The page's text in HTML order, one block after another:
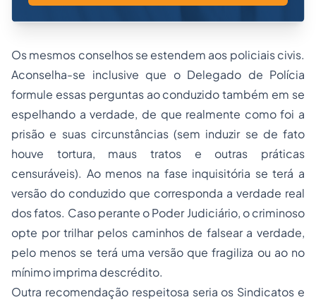
Os mesmos conselhos se estendem aos policiais civis.
Aconselha-se inclusive que o Delegado de Polícia
formule essas perguntas ao conduzido também em se
espelhando a verdade, de que realmente como foi a
prisão e suas circunstâncias (sem induzir se de fato
houve tortura, maus tratos e outras práticas
censuráveis). Ao menos na fase inquisitória se terá a
versão do conduzido que corresponda a verdade real
dos fatos. Caso perante o Poder Judiciário, o criminoso
opte por trilhar pelos caminhos de falsear a verdade,
pelo menos se terá uma versão que fragiliza ou ao no
mínimo imprima descrédito.
Outra recomendação respeitosa seria os Sindicatos e